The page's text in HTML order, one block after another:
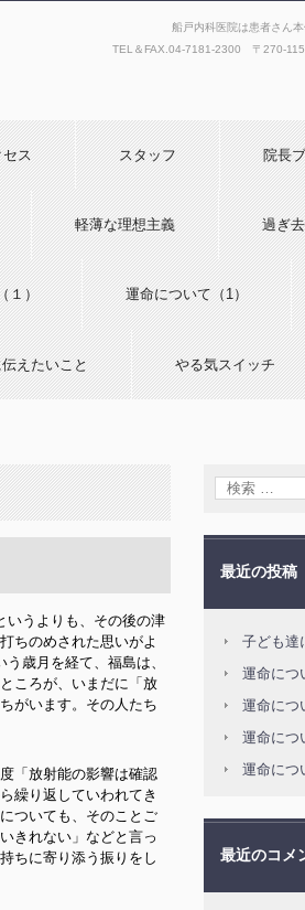
船戸内科医院は患者さん
TEL＆FAX. 04-7181-2300 〒270-
セス スタッフ 院長
軽薄な理想主義 過ぎ
１） 運命について（1）
えたいこと やる気スイッチ
いうよりも、その後の津
ちのめされた思いがよ
歳月を経て、福島は、
ころが、いまだに「放
がいます。その人たち
「放射能の影響は確認
繰り返していわれてき
ついても、そのことご
きれない」などと言っ
ちに寄り添う振りをし
最近の投稿
子ども達
運命につ
運命につ
運命につ
運命につ
最近のコメ